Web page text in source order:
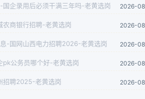
国企录用后必须干满三年吗-老黄选岗 2026-
农商银行招聘-老黄选岗 2026-
-国网山西电力招聘2026-老黄选岗 2026-
pk公务员哪个好-老黄选岗 2026-
招聘2025-老黄选岗 2026-